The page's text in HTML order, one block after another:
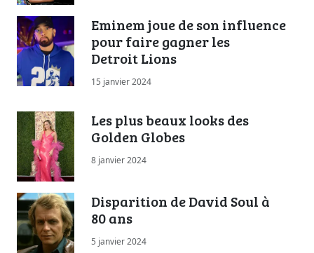
Eminem joue de son influence
pour faire gagner les
Detroit Lions
15 janvier 2024
Les plus beaux looks des
Golden Globes
8 janvier 2024
Disparition de David Soul à
80 ans
5 janvier 2024